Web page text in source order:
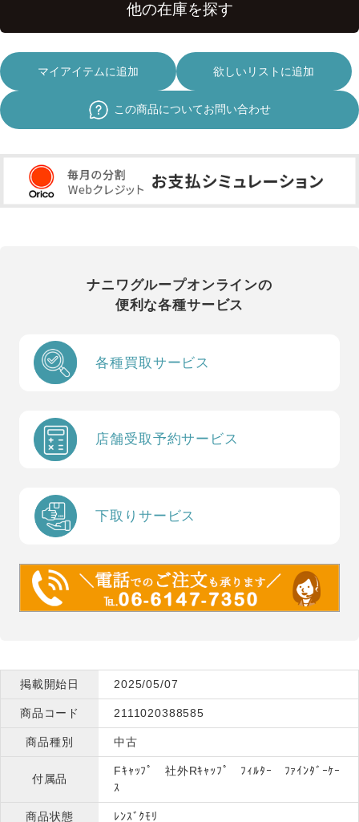
マイアイテムに追加 欲しいリストに追加
この商品についてお問い合わせ
ナニワグループオンラインの
便利な各種サービス
各種買取サービス
店舗受取予約サービス
下取りサービス
掲載開始日 2025/05/07
商品コード 2111020388585
商品種別 中古
付属品
Fｷｬｯﾌﾟ 社外Rｷｬｯﾌﾟ ﾌｨﾙﾀｰ ﾌｧｲﾝﾀﾞｰｹｰ
ｽ
商品状態 ﾚﾝｽﾞｸﾓﾘ